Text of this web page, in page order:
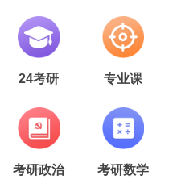
24考研 专业课
考研政治 考研数学